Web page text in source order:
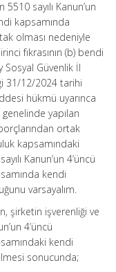
sayılı Kanun’un
kapsamında
olması nedeniyle
fıkrasının (b) bendi
Sosyal Güvenlik İl
31/12/2024 tarihi
hükmü uyarınca
yapılan
ortak
kapsamındaki
Kanun’un 4’üncü
kendi
varsayalım.
şirketin işverenliği ve
4’üncü
kendi
sonucunda;